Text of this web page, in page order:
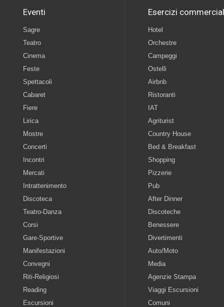
Eventi
Sagre
Teatro
Cinema
Feste
Spettacoli
Cabaret
Fiere
Lirica
Mostre
Concerti
Incontri
Mercati
Intrattenimento
Discoteca
Teatro-Danza
Corsi
Gare-Sportive
Manifestazioni
Convegni
Riti-Religiosi
Reading
Escursioni
Esercizi
Hotel
Orchestre
Campeggi
Ostelli
Airbnb
Ristoranti
IAT
Agriturist
Country House
Bed & Breakfast
Shopping
Pizzerie
Pub
After Dinner
Discoteche
Benessere
Divertimenti
Auto/Moto
Media
Agenzie Stampa
Viaggi Escursioni
Comuni